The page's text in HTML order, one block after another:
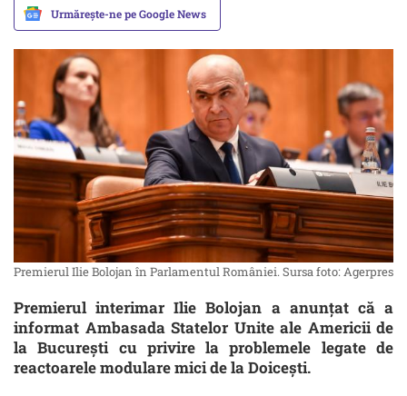
Urmărește-ne pe Google News
Premierul Ilie Bolojan în Parlamentul României. Sursa foto: Agerpres
Premierul interimar Ilie Bolojan a anunțat că a
informat Ambasada Statelor Unite ale Americii de
la București cu privire la problemele legate de
reactoarele modulare mici de la Doicești.